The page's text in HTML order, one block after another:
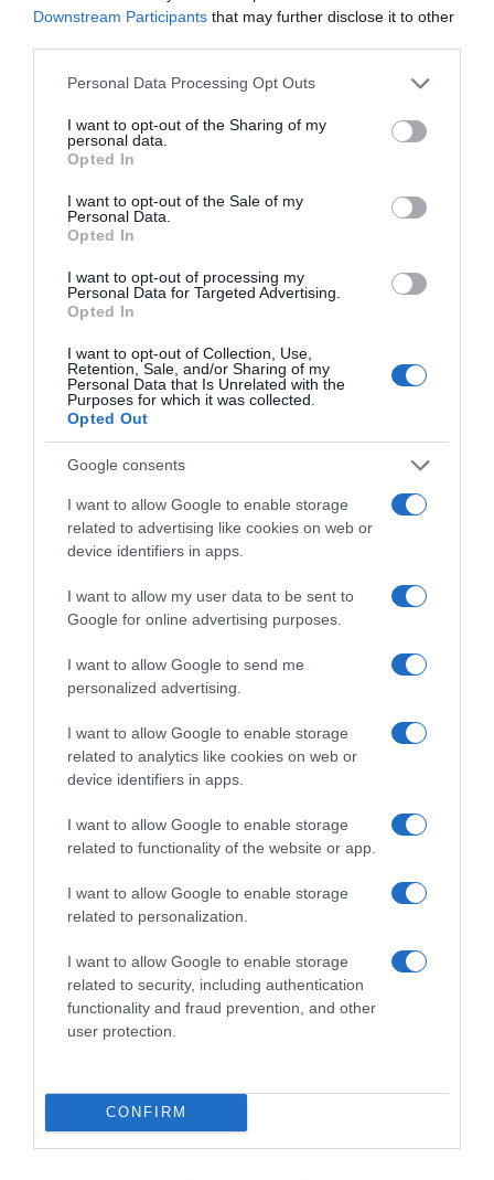
Downstream Participants that may further disclose it to other
Please note that this website/app uses one or more Google
not limited to your visit or usage behaviour. You may click to
grant or deny consent to Google and its third-party tags to
use your data for below specified purposes in below Google
consent section.
Personal Data Processing Opt Outs
I want to opt-out of the Sharing of my
personal data.
Opted In
I want to opt-out of the Sale of my
Personal Data.
Opted In
I want to opt-out of processing my
Personal Data for Targeted Advertising.
Opted In
I want to opt-out of Collection, Use,
Retention, Sale, and/or Sharing of my
Personal Data that Is Unrelated with the
Purposes for which it was collected.
Opted Out
Google consents
I want to allow Google to enable storage
related to advertising like cookies on web or
device identifiers in apps.
I want to allow my user data to be sent to
Google for online advertising purposes.
I want to allow Google to send me
personalized advertising.
I want to allow Google to enable storage
related to analytics like cookies on web or
device identifiers in apps.
I want to allow Google to enable storage
related to functionality of the website or app.
I want to allow Google to enable storage
related to personalization.
I want to allow Google to enable storage
related to security, including authentication
functionality and fraud prevention, and other
user protection.
CONFIRM
Se souvenir de moi
Vous n'avez pas de compte ?
AILLEURS SUR LE WEB